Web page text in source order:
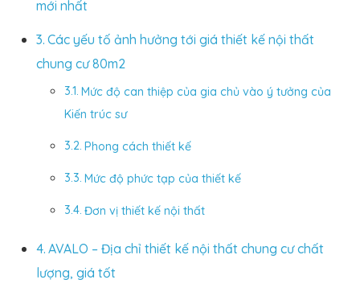
mới nhất
Các yếu tố ảnh hưởng tới giá thiết kế nội thất
chung cư 80m2
Mức độ can thiệp của gia chủ vào ý tưởng của
Kiến trúc sư
Phong cách thiết kế
Mức độ phức tạp của thiết kế
Đơn vị thiết kế nội thất
AVALO – Địa chỉ thiết kế nội thất chung cư chất
lượng, giá tốt